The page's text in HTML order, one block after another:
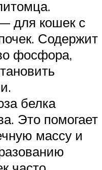
для кошек с
Содержит
фосфора,
белка
Это помогает
массу и